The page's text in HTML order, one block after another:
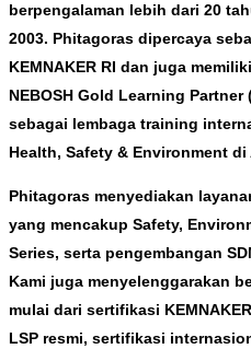
berpengalaman lebih dari 20
2003. Phitagoras dipercaya
KEMNAKER RI dan juga
NEBOSH Gold Learning
sebagai lembaga training
Health, Safety & Environment di
Phitagoras menyediakan
yang mencakup Safety,
Series, serta pengembangan
Kami juga menyelenggarakan
mulai dari sertifikasi
LSP resmi, sertifikasi